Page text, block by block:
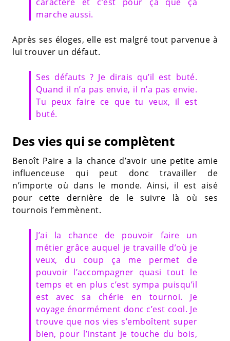
caractère et c’est pour ça que ça
marche aussi.
Après ses éloges, elle est malgré tout parvenue à
lui trouver un défaut.
Ses défauts ? Je dirais qu’il est buté.
Quand il n’a pas envie, il n’a pas envie.
Tu peux faire ce que tu veux, il est
buté.
Des vies qui se complètent
Benoît Paire a la chance d’avoir une petite amie
influenceuse qui peut donc travailler de
n’importe où dans le monde. Ainsi, il est aisé
pour cette dernière de le suivre là où ses
tournois l’emmènent.
J’ai la chance de pouvoir faire un
métier grâce auquel je travaille d’où je
veux, du coup ça me permet de
pouvoir l’accompagner quasi tout le
temps et en plus c’est sympa puisqu’il
est avec sa chérie en tournoi. Je
voyage énormément donc c’est cool. Je
trouve que nos vies s’emboîtent super
bien, pour l’instant je touche du bois,